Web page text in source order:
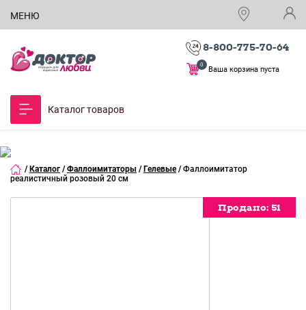
МЕНЮ
8-800-775-70-64
Ваша корзина пуста
0
Каталог товаров
/ Каталог / Фаллоимитаторы / Гелевые / Фаллоимитатор
реалистичный розовый 20 см
Продано: 51